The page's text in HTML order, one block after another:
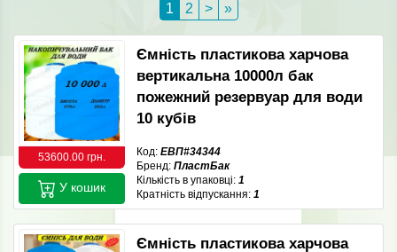
1 2 > »
53600.00 грн.
Ємність пластикова харчова
вертикальна 10000л бак
пожежний резервуар для води
10 кубів
Код: ЕВП#34344
Бренд: ПластБак
Кількість в упаковці: 1
Кратність відпускання: 1
У кошик
Ємність пластикова харчова